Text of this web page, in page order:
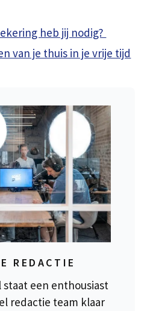
heb jij nodig?
van je thuis in je vrije tijd
REDACTIE
staat een enthousiast
redactie team klaar